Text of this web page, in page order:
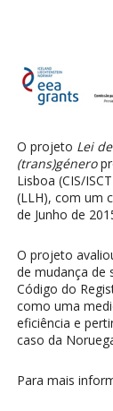
O projeto Lei
(trans)género
Lisboa (CIS/
(LLH), com um
de Junho de
O projeto
de mudança de
Código do
como uma
eficiência e
caso da
Para mais